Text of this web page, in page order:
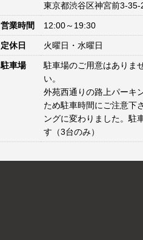
東京都渋谷区神宮前3-35-
営業時間 12:00～19:30
定休日 火曜日・水曜日
駐車場
駐車場のご用意はありま
い。
外苑西通りの路上パーキ
ため駐車時間にご注意下
ングに変わりました。駐
す（3台のみ）